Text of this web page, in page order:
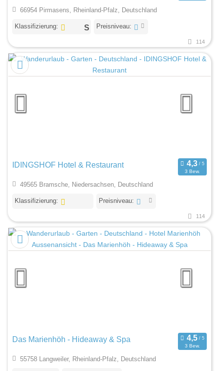
66954 Pirmasens, Rheinland-Pfalz, Deutschland
Klassifizierung: Preisniveau:
114
IDINGSHOF Hotel & Restaurant
3 Bew.
49565 Bramsche, Niedersachsen, Deutschland
Klassifizierung: Preisniveau:
114
Das Marienhöh - Hideaway & Spa
3 Bew.
55758 Langweiler, Rheinland-Pfalz, Deutschland